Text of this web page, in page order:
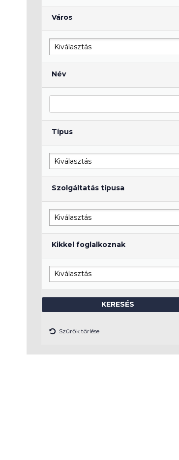
Város
Név
Típus
Szolgáltatás típusa
Kikkel foglalkoznak
Szűrők törlése